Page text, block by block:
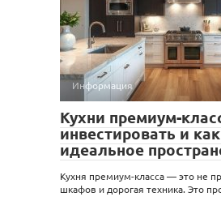
Информация
Кухни премиум-
инвестировать и
идеальное
Кухня премиум-класса — это не
шкафов и дорогая техника. Это